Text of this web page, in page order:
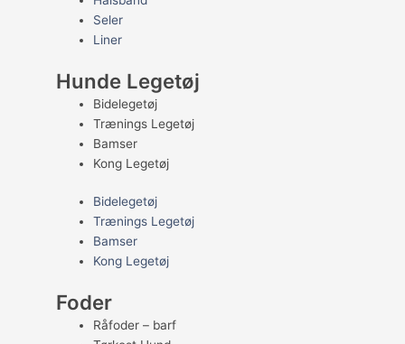
Seler
Liner
Hunde Legetøj
Bidelegetøj
Trænings Legetøj
Bamser
Kong Legetøj
Bidelegetøj
Trænings Legetøj
Bamser
Kong Legetøj
Foder
Råfoder – barf